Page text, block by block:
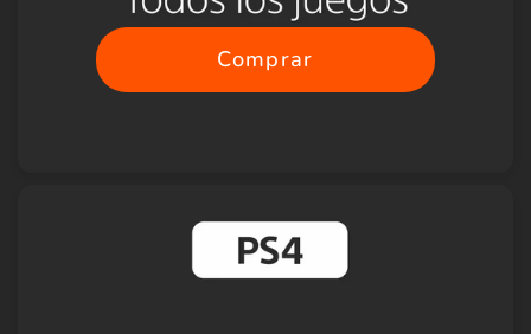
Comprar